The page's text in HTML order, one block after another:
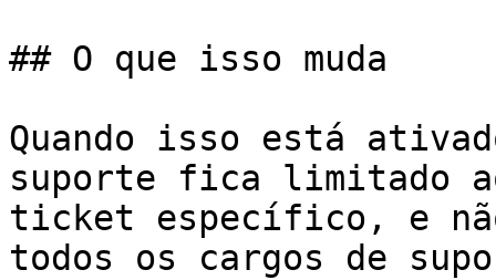
## O que isso muda
Quando isso está
suporte fica limitado
ticket específico, e
todos os cargos de